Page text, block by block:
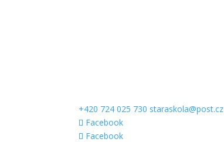
+420 724 025 730 staraskola@post.cz
Facebook
Facebook